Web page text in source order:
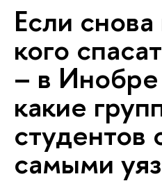
Если
кого
– в Инобре
какие
студентов
самыми